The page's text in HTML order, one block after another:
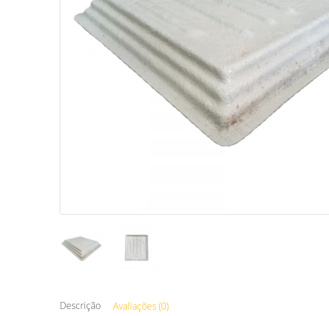
Descrição Avaliações (0)